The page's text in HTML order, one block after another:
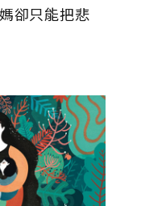
卻只能把悲